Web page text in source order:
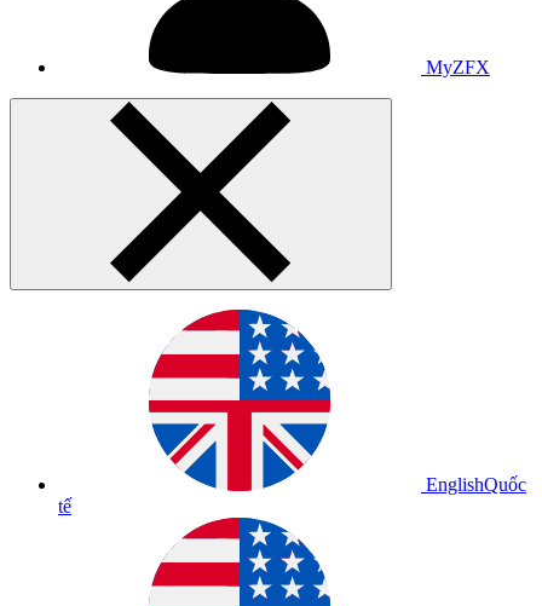
MyZFX
EnglishQuốc
tế